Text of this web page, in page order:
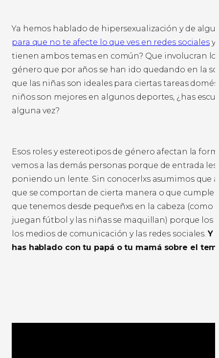
Ya hemos hablado de hipersexualización y de
para que no te afecte lo que ves en redes sociales
tienen ambos temas en común? Que involucran
género que por años se han ido quedando en la
que las niñas son ideales para ciertas tareas
niños son mejores en algunos deportes, ¿has
alguna vez?
Esos roles y estereotipos de género afectan la
vemos a las demás personas porque de entrada
poniendo un lente. Sin conocerlxs asumimos que
que se comportan de cierta manera o que
que tenemos desde pequeñxs en la cabeza (como
juegan fútbol y las niñas se maquillan) porque los
los medios de comunicación y las redes sociales.Y
has hablado con tu papá o tu mamá sobre el